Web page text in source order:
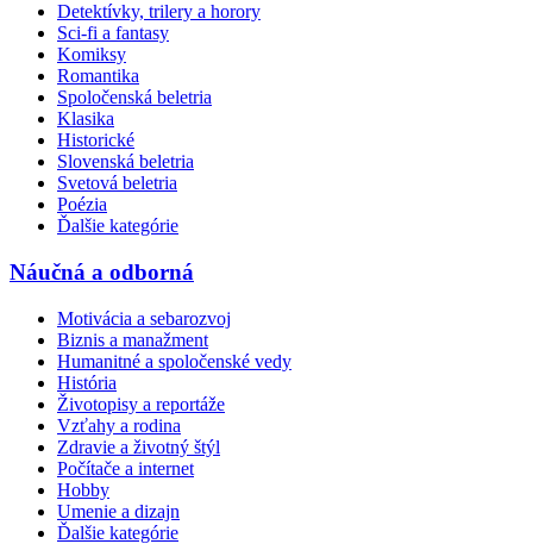
Detektívky, trilery a horory
Sci-fi a fantasy
Komiksy
Romantika
Spoločenská beletria
Klasika
Historické
Slovenská beletria
Svetová beletria
Poézia
Ďalšie kategórie
Náučná a odborná
Motivácia a sebarozvoj
Biznis a manažment
Humanitné a spoločenské vedy
História
Životopisy a reportáže
Vzťahy a rodina
Zdravie a životný štýl
Počítače a internet
Hobby
Umenie a dizajn
Ďalšie kategórie